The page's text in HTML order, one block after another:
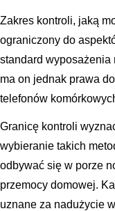
Zakres kontroli, jaką
ograniczony do
standard
ma on jednak prawa
telefonów
Granicę kontroli
wybieranie takich
odbywać się w porze
przemocy domowej.
uznane za nadużycie